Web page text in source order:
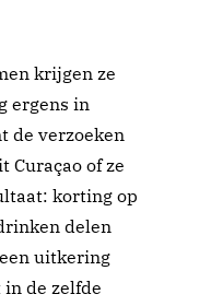
krijgen ze
ergens in
de verzoeken
Curaçao of ze
korting op
delen
uitkering
de zelfde